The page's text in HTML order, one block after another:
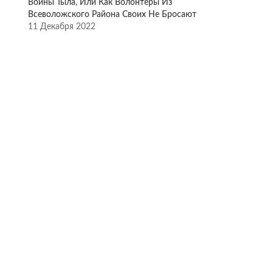
Воины Тыла, Или Как Волонтёры Из
Всеволожского Района Своих Не Бросают
11 Декабря 2022